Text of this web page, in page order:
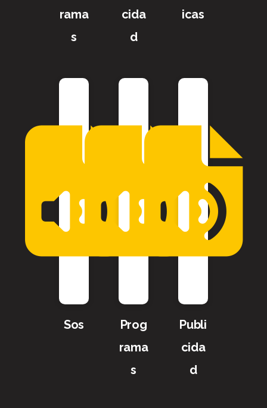
rama
s
cida
d
icas
Sos
Prog
rama
s
Publi
cida
d